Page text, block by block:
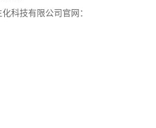
科技有限公司官网：